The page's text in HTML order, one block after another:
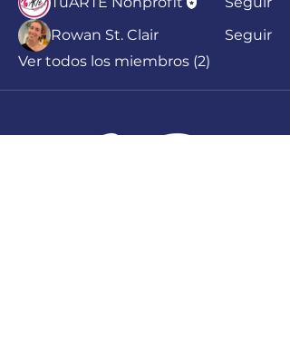
Rowan St. Clair
Seguir
Ver todos los miembros (2)